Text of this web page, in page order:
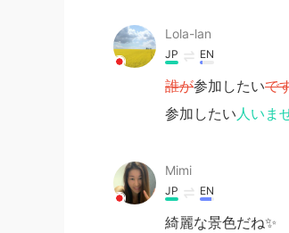
Lola-lan
JP EN
誰が参加したいで
参加したい人いま
Mimi
JP EN
綺麗な景色だね✨